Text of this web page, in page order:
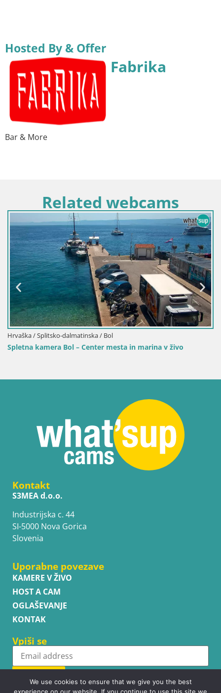
Hosted By & Offer
Fabrika
Bar & More
Related webcams
/ Bol
Center mesta in marina v živo
Hrvaška / Splitsko-
Spletna kamera Bol
marino
Kontakt
S3MEA d.o.o.
Industrijska c. 44
SI-5000 Nova Gorica
Slovenia
Uporabne povezave
KAMERE V ŽIVO
HOST A CAM
OGLAŠEVANJE
KONTAK
Vpiši se
Subscribe
We use cookies to ensure that we give you the best